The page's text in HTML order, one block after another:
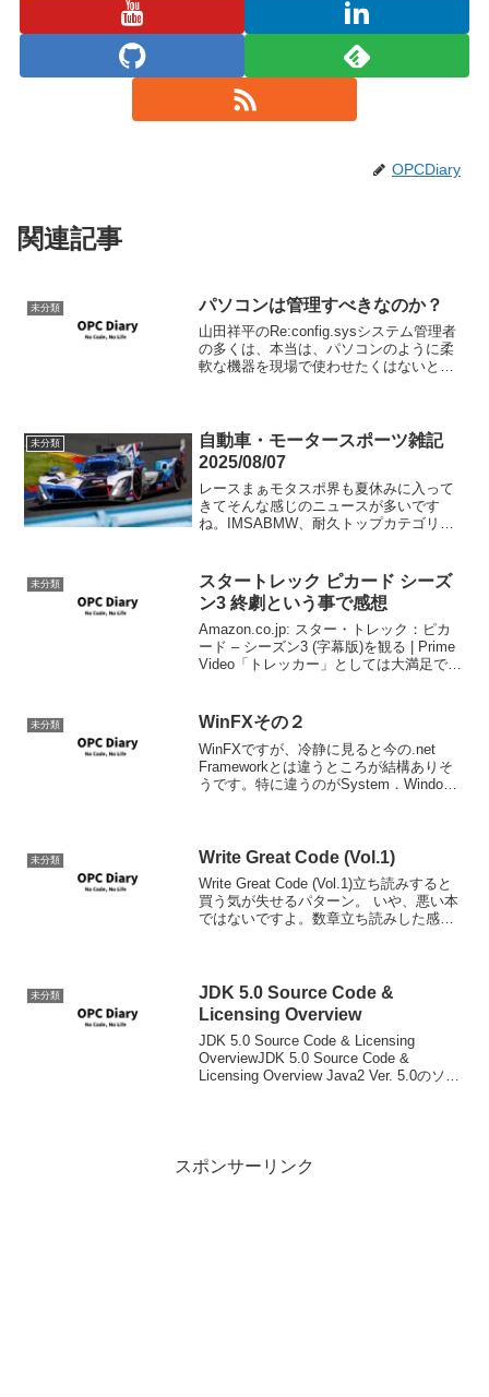
OPCDiary
関連記事
未分類 パソコンは管理すべきなのか？
山田祥平のRe:config.sysシステム管理者
の多くは、本当は、パソコンのように柔
軟な機器を現場で使わせたくはないと思
ば、ウィル...
未分類
自動車・モータースポーツ雑記
2025/08/07
レースまぁモタスポ界も夏休みに入って
きてそんな感じのニュースが多いです
ね。IMSABMW、耐久トップカテゴリー
autosport webBMWとレイホール・レタ...
未分類
スタートレック ピカード シーズ
ン3 終劇という事で感想
Amazon.co.jp: スター・トレック：ピカ
ード – シーズン3 (字幕版)を観る | Prime
Video「トレッカー」としては大満足でし
Ashlei Sha...
未分類 WinFXその２
WinFXですが、冷静に見ると今の.net
Frameworkとは違うところが結構ありそ
うです。特に違うのがSystem．Windows
未分類 Write Great Code (Vol.1)
Write Great Code (Vol.1)立ち読みすると
買う気が失せるパターン。 いや、悪い本
ではないですよ。数章立ち読みした感じ
未分類
JDK 5.0 Source Code &
Licensing Overview
JDK 5.0 Source Code & Licensing
OverviewJDK 5.0 Source Code &
Licensing Overview Java2 Ver. 5.0のソー
スポンサーリンク